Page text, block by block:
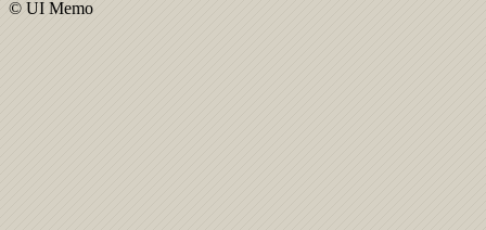
© UI Memo